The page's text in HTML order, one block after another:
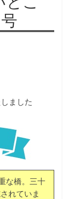
ました
な橋。三十
れていま